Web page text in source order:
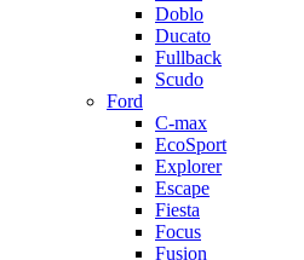
Doblo
Ducato
Fullback
Scudo
Ford
C-max
EcoSport
Explorer
Escape
Fiesta
Focus
Fusion